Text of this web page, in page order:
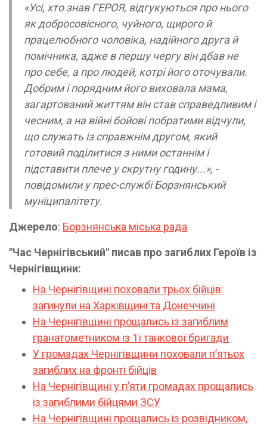
«Усі, хто знав ГЕРОЯ, відгукуються про нього
як добросовісного, чуйного, щирого й
працелюбного чоловіка, надійного друга й
помічника, адже в першу чергу він дбав не
про себе, а про людей, котрі його оточували.
Добрим і порядним його виховала мама,
загартований життям він став справедливим і
чесним, а на війні бойові побратими відчули,
що служать із справжнім другом, який
готовий поділитися з ними останнім і
підставити плече у скрутну годину...», -
повідомили у прес-службі Борзнянський
муніципалітету.
Джерело: Борзнянська міська рада
"Час Чернігівський" писав про загиблих Героїв із
Чернігівщини:
На Чернігівщині поховали трьох бійців:
загинули на Харківщині та Донеччині
На Чернігівщині прощались із загиблим
гранатометником із 1ї танкової бригади
У громадах Чернігівщини поховали пʼятьох
загиблих на фронті бійців
На Чернігівщині у пʼяти громадах прощались
із загиблими бійцями ЗСУ
На Чернігівщині прощались із розвідником,